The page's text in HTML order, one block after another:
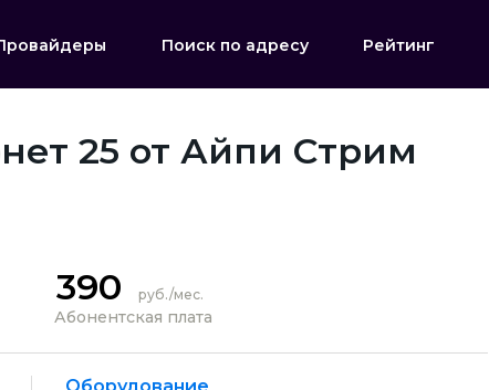
Поиск по адресу Рейтинг
25 от Айпи Стрим
390 руб./мес.
Абонентская плата